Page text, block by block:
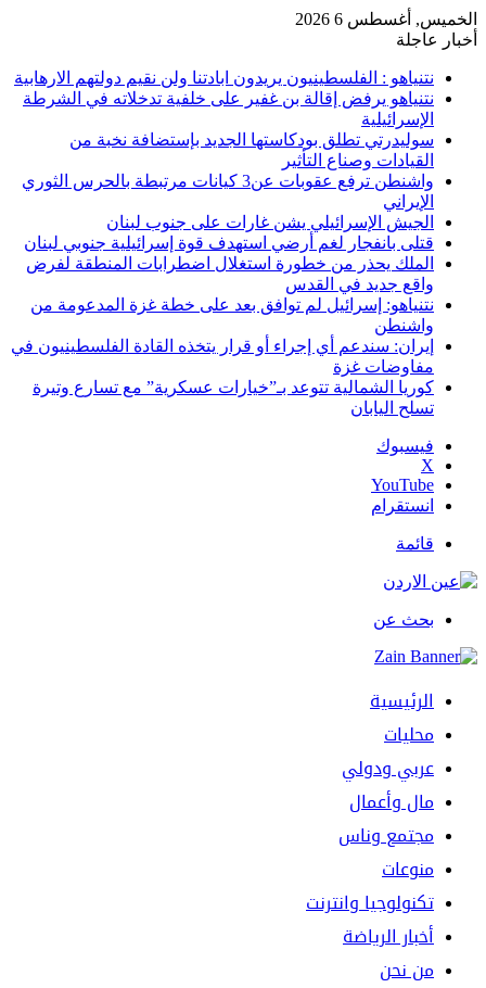
الخميس, أغسطس 6 2026
أخبار عاجلة
نتنياهو : الفلسطينيون يريدون ابادتنا ولن نقيم دولتهم الارهابية
نتنياهو يرفض إقالة بن غفير على خلفية تدخلاته في الشرطة
الإسرائيلية
سوليدرتي تطلق بودكاستها الجديد بإستضافة نخبة من
القيادات وصناع التأثير
واشنطن ترفع عقوبات عن3 كيانات مرتبطة بالحرس الثوري
الإيراني
الجيش الإسرائيلي يشن غارات على جنوب لبنان
قتلى بانفجار لغم أرضي استهدف قوة إسرائيلية جنوبي لبنان
الملك يحذر من خطورة استغلال اضطرابات المنطقة لفرض
واقع جديد في القدس
نتنياهو: إسرائيل لم توافق بعد على خطة غزة المدعومة من
واشنطن
إيران: سندعم أي إجراء أو قرار يتخذه القادة الفلسطينيون في
مفاوضات غزة
كوريا الشمالية تتوعد بـ”خيارات عسكرية” مع تسارع وتيرة
تسلح اليابان
فيسبوك
‫X
‫YouTube
انستقرام
قائمة
بحث عن
الرئيسية
محليات
عربي ودولي
مال وأعمال
مجتمع وناس
منوعات
تكنولوجيا وانترنت
أخبار الرياضة
من نحن